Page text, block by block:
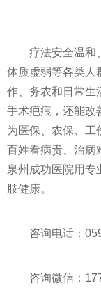
疗法安全温和
体质虚弱等各类人
作、务农和日常生
手术疤痕，还能改
为医保、农保、工
百姓看病贵、治病
泉州成功医院用专
肢健康。
咨询电话：
咨询微信：